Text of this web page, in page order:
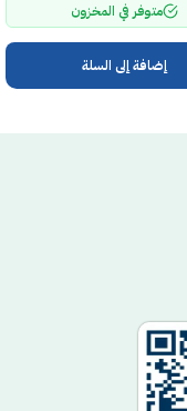
متوفر في المخزون
إضافة إلى السلة